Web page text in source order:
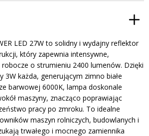
LED 27W to solidny i wydajny reflektor
który zapewnia intensywne,
o strumieniu 2400 lumenów. Dzięki
3W każda, generującym zimno białe
barwowej 6000K, lampa doskonale
maszyny, znacząco poprawiając
pracy po zmroku. To idealne
maszyn rolniczych, budowlanych i
trwałego i mocnego zamiennika